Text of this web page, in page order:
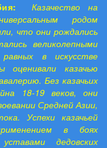
Казачество на
родом
что они рождались
великолепными
в искусстве
оценивали казачью
Без казачьих
18-19 веков, они
Средней Азии,
Успехи казачьей
в боях
дедовских